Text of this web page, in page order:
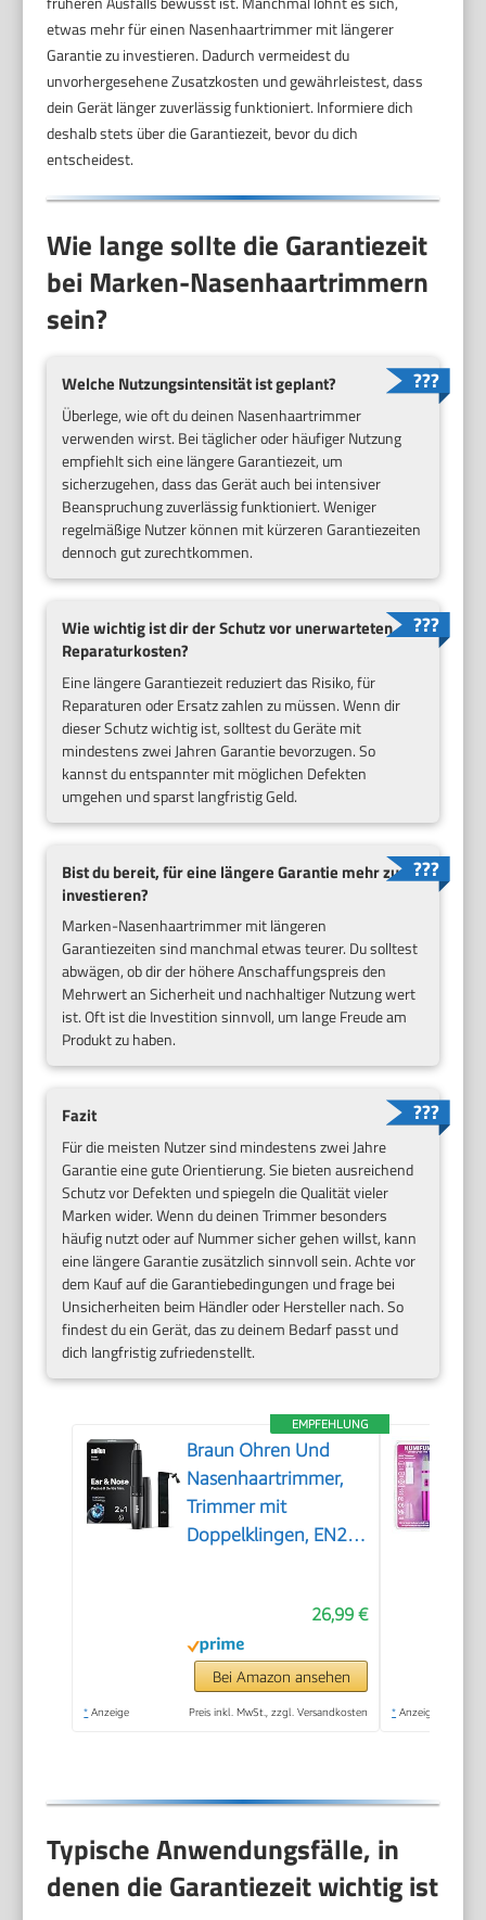
etwas mehr für einen Nasenhaartrimmer mit längerer
Garantie zu investieren. Dadurch vermeidest du
unvorhergesehene Zusatzkosten und gewährleistest, dass
dein Gerät länger zuverlässig funktioniert. Informiere dich
deshalb stets über die Garantiezeit, bevor du dich
entscheidest.
Wie lange sollte die Garantiezeit
bei Marken-Nasenhaartrimmern
sein?
Welche Nutzungsintensität ist geplant?
Überlege, wie oft du deinen Nasenhaartrimmer
verwenden wirst. Bei täglicher oder häufiger Nutzung
empfiehlt sich eine längere Garantiezeit, um
sicherzugehen, dass das Gerät auch bei intensiver
Beanspruchung zuverlässig funktioniert. Weniger
regelmäßige Nutzer können mit kürzeren Garantiezeiten
dennoch gut zurechtkommen.
Wie wichtig ist dir der Schutz vor unerwarteten
Reparaturkosten?
Eine längere Garantiezeit reduziert das Risiko, für
Reparaturen oder Ersatz zahlen zu müssen. Wenn dir
dieser Schutz wichtig ist, solltest du Geräte mit
mindestens zwei Jahren Garantie bevorzugen. So
kannst du entspannter mit möglichen Defekten
umgehen und sparst langfristig Geld.
Bist du bereit, für eine längere Garantie mehr zu
investieren?
Marken-Nasenhaartrimmer mit längeren
Garantiezeiten sind manchmal etwas teurer. Du solltest
abwägen, ob dir der höhere Anschaffungspreis den
Mehrwert an Sicherheit und nachhaltiger Nutzung wert
ist. Oft ist die Investition sinnvoll, um lange Freude am
Produkt zu haben.
Fazit
Für die meisten Nutzer sind mindestens zwei Jahre
Garantie eine gute Orientierung. Sie bieten ausreichend
Schutz vor Defekten und spiegeln die Qualität vieler
Marken wider. Wenn du deinen Trimmer besonders
häufig nutzt oder auf Nummer sicher gehen willst, kann
eine längere Garantie zusätzlich sinnvoll sein. Achte vor
dem Kauf auf die Garantiebedingungen und frage bei
Unsicherheiten beim Händler oder Hersteller nach. So
findest du ein Gerät, das zu deinem Bedarf passt und
dich langfristig zufriedenstellt.
EMPFEHLUNG
Braun Ohren Und
Nasenhaartrimmer,
Trimmer mit
Doppelklingen, EN21,
26,99 €
Bei Amazon ansehen
* Anzeige Preis inkl. MwSt., zzgl. Versandkosten * Anzeige
Typische Anwendungsfälle, in
denen die Garantiezeit wichtig ist